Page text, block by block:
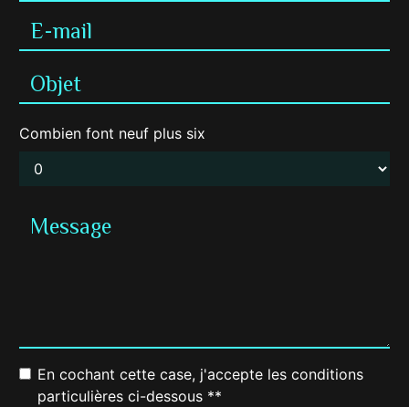
Combien font neuf plus six
En cochant cette case, j'accepte les conditions
particulières ci-dessous **